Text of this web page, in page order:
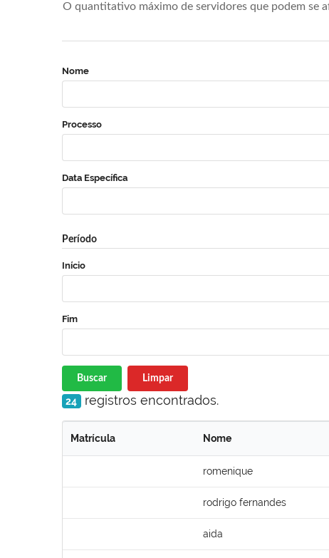
O quantitativo máximo de servidores que podem se
Nome
Processo
Data Específica
Período
Início
Fim
Buscar Limpar
24 registros encontrados.
Matrícula Nome
romenique
rodrigo fernandes
aida